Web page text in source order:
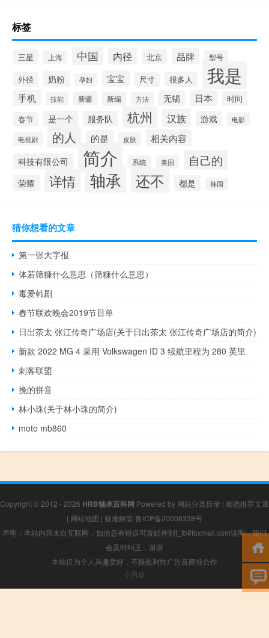
标签
三星 上海 中国 内径 北京 品牌 型号
外径 奶粉 孕妇 宝宝 尺寸 很多人 我是
手机 技能 新疆 新编 方法 无锡 日本 时间
春节 是一个 服务队 杭州 汉族 游戏 电影
电视剧 的人 的是 皮肤 相关内容
科技有限公司 简介 系统 美国 自己的
荣耀 详情 轴承 还不 都是 韩国
猜你想看的文章
第一张大字报
体若筛糠什么意思（筛糠什么意思）
毒爱韩剧
春节联欢晚会2019节目单
日出茶太 张江传奇广场店(关于日出茶太 张江传奇广场店的简介)
新款 2022 MG 4 采用 Volkswagen ID 3 续航里程为 280 英里
刺客联盟
挽的拼音
林小珠(关于林小珠的简介)
moto mb860
Copyright © 2012 - 2026 HRB轴承百科网 Powered by 网站分类目录 | 精选推荐文章
| 网站地图 | 疑难解答 鲁ICP备20008338号
声明：本站内容来自互联网，如信息有错误可发邮件到f_fb#foxmail.com说明，我们
会及时纠正，谢谢
本站仅为个人兴趣爱好，不接盈利性广告及商业合作
小男孩